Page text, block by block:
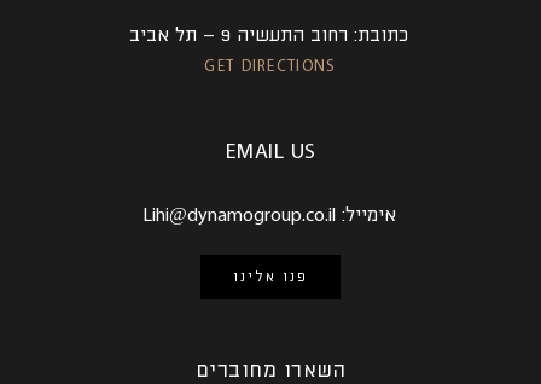
כתובת: רחוב התעשיה 9 – תל אביב
GET DIRECTIONS
EMAIL US
אימייל: Lihi@dynamogroup.co.il
פנו אלינו
השארו מחוברים